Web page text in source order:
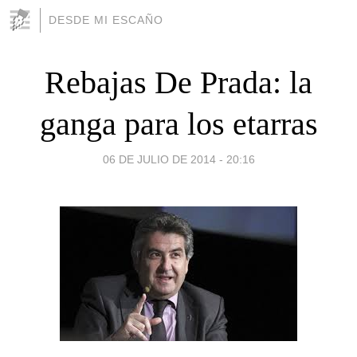
DESDE MI ESCAÑO
Rebajas De Prada: la
ganga para los etarras
06 DE JULIO DE 2014 - 20:16